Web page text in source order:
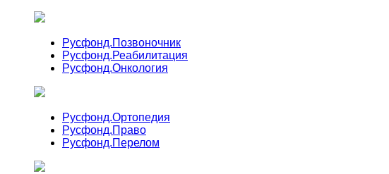
Русфонд.Позвоночник
Русфонд.Реабилитация
Русфонд.Онкология
Русфонд.Ортопедия
Русфонд.Право
Русфонд.Перелом